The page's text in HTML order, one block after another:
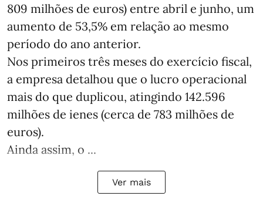
809 milhões de euros) entre abril e junho, um
aumento de 53,5% em relação ao mesmo
período do ano anterior.
Nos primeiros três meses do exercício fiscal,
a empresa detalhou que o lucro operacional
mais do que duplicou, atingindo 142.596
milhões de ienes (cerca de 783 milhões de
euros).
Ainda assim, o ...
Ver mais